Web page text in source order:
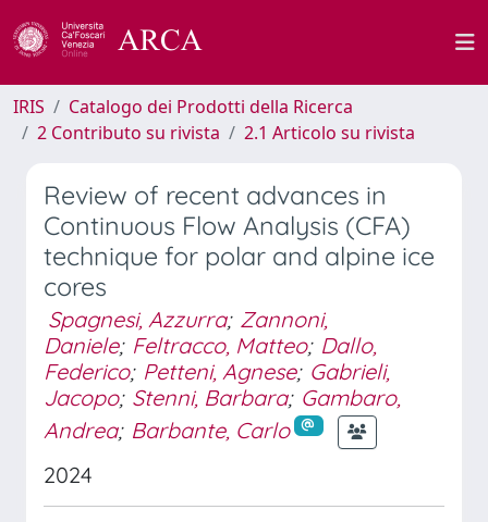
IRIS
Catalogo dei Prodotti della Ricerca
2 Contributo su rivista
2.1 Articolo su rivista
Review of recent advances in
Continuous Flow Analysis (CFA)
technique for polar and alpine ice
cores
Spagnesi, Azzurra; Zannoni,
Daniele; Feltracco, Matteo; Dallo,
Federico; Petteni, Agnese; Gabrieli,
Jacopo; Stenni, Barbara; Gambaro,
Andrea; Barbante, Carlo
2024